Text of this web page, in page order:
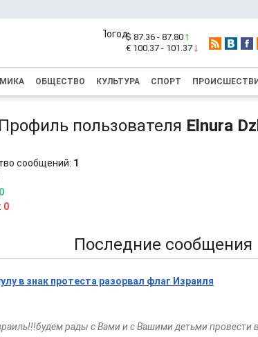
$ 87.36 - 87.80
€ 100.37 - 101.37
ОБЩЕСТВО КУЛЬТУРА СПОРТ
Профиль пользователя Elnura
сообщений: 1
0
0
Последние сообщения
в знак протеста разорвал флаг Израиля
рады с Вами и с Вашими детьми провести